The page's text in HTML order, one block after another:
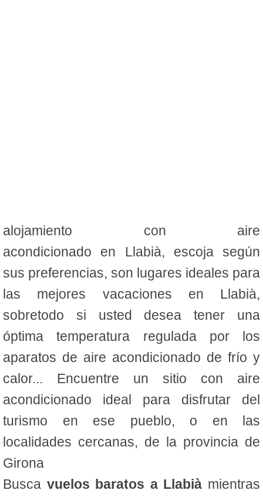
alojamiento con aire
acondicionado en Llabià, escoja según
sus preferencias, son lugares ideales para
las mejores vacaciones en Llabià,
sobretodo si usted desea tener una
óptima temperatura regulada por los
aparatos de aire acondicionado de frío y
calor... Encuentre un sitio con aire
acondicionado ideal para disfrutar del
turismo en ese pueblo, o en las
localidades cercanas, de la provincia de
Girona
Busca vuelos baratos a Llabià mientras